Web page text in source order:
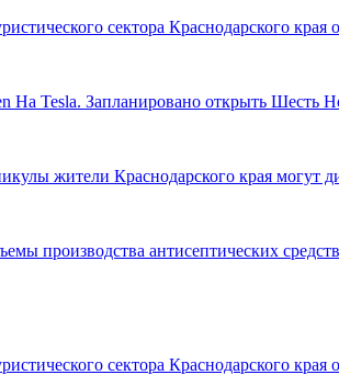
сектора Краснодарского края
На Tesla. Запланировано открыть Шесть
жители Краснодарского края могут
производства антисептических
сектора Краснодарского края